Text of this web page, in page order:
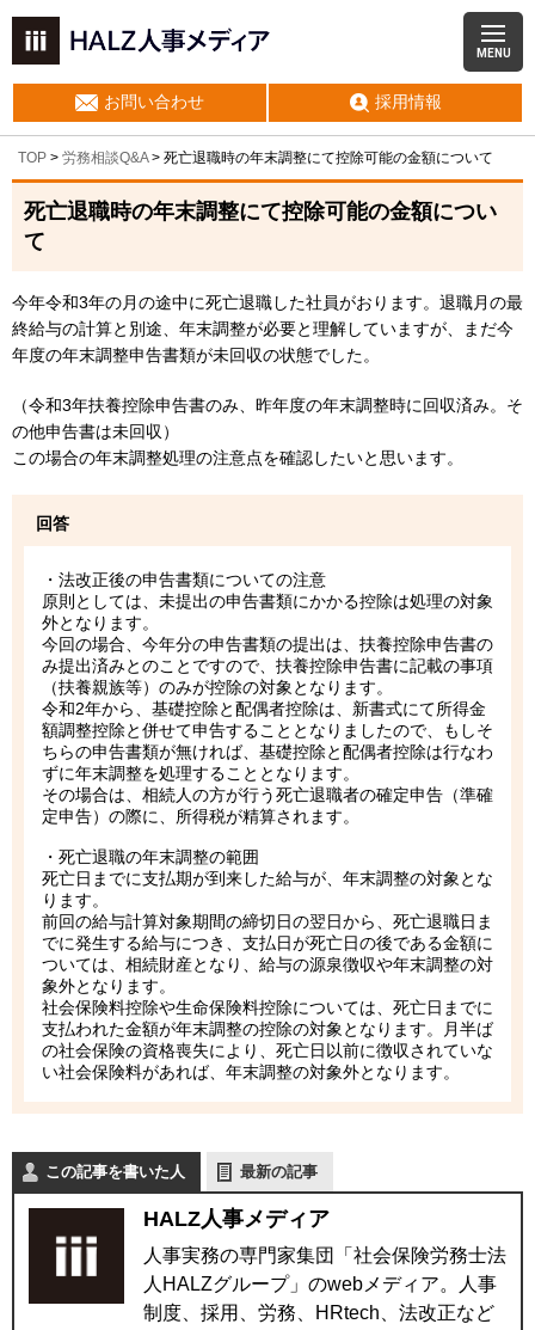
MENU
お問い合わせ 採用情報
TOP > 労務相談Q&A> 死亡退職時の年末調整にて控除可能の金額について
死亡退職時の年末調整にて控除可能の金額につい
て
今年令和3年の月の途中に死亡退職した社員がおります。退職月の最
終給与の計算と別途、年末調整が必要と理解していますが、まだ今
年度の年末調整申告書類が未回収の状態でした。
（令和3年扶養控除申告書のみ、昨年度の年末調整時に回収済み。そ
の他申告書は未回収）
この場合の年末調整処理の注意点を確認したいと思います。
回答
・法改正後の申告書類についての注意
原則としては、未提出の申告書類にかかる控除は処理の対象
外となります。
今回の場合、今年分の申告書類の提出は、扶養控除申告書の
み提出済みとのことですので、扶養控除申告書に記載の事項
（扶養親族等）のみが控除の対象となります。
令和2年から、基礎控除と配偶者控除は、新書式にて所得金
額調整控除と併せて申告することとなりましたので、もしそ
ちらの申告書類が無ければ、基礎控除と配偶者控除は行なわ
ずに年末調整を処理することとなります。
その場合は、相続人の方が行う死亡退職者の確定申告（準確
定申告）の際に、所得税が精算されます。
・死亡退職の年末調整の範囲
死亡日までに支払期が到来した給与が、年末調整の対象とな
ります。
前回の給与計算対象期間の締切日の翌日から、死亡退職日ま
でに発生する給与につき、支払日が死亡日の後である金額に
ついては、相続財産となり、給与の源泉徴収や年末調整の対
象外となります。
社会保険料控除や生命保険料控除については、死亡日までに
支払われた金額が年末調整の控除の対象となります。月半ば
の社会保険の資格喪失により、死亡日以前に徴収されていな
い社会保険料があれば、年末調整の対象外となります。
この記事を書いた人 最新の記事
HALZ人事メディア
人事実務の専門家集団「社会保険労務士法
人HALZグループ」のwebメディア。人事
制度、採用、労務、HRtech、法改正など